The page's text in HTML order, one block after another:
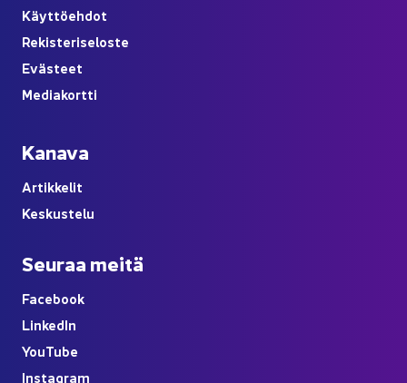
Käyt­tö­eh­dot
Re­kis­te­ri­se­los­te
Eväs­teet
Me­dia­kort­ti
Ka­na­va
Ar­tik­ke­lit
Kes­kus­te­lu
Seu­raa meitä
Face­book
Lin­ke­dIn
YouTube
Ins­ta­gram